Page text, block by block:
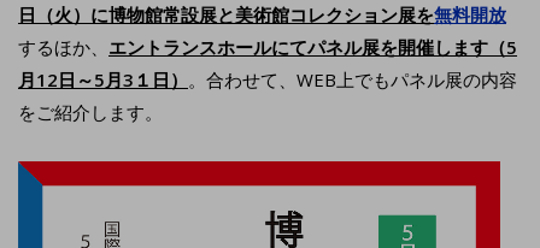
日（火）に博物館常設展と美術館コレクション展を無料開放
するほか、 エントランスホールにてパネル展を開催します（5
月12日～5月3１日） 。合わせて、WEB上でもパネル展の内容
をご紹介します。